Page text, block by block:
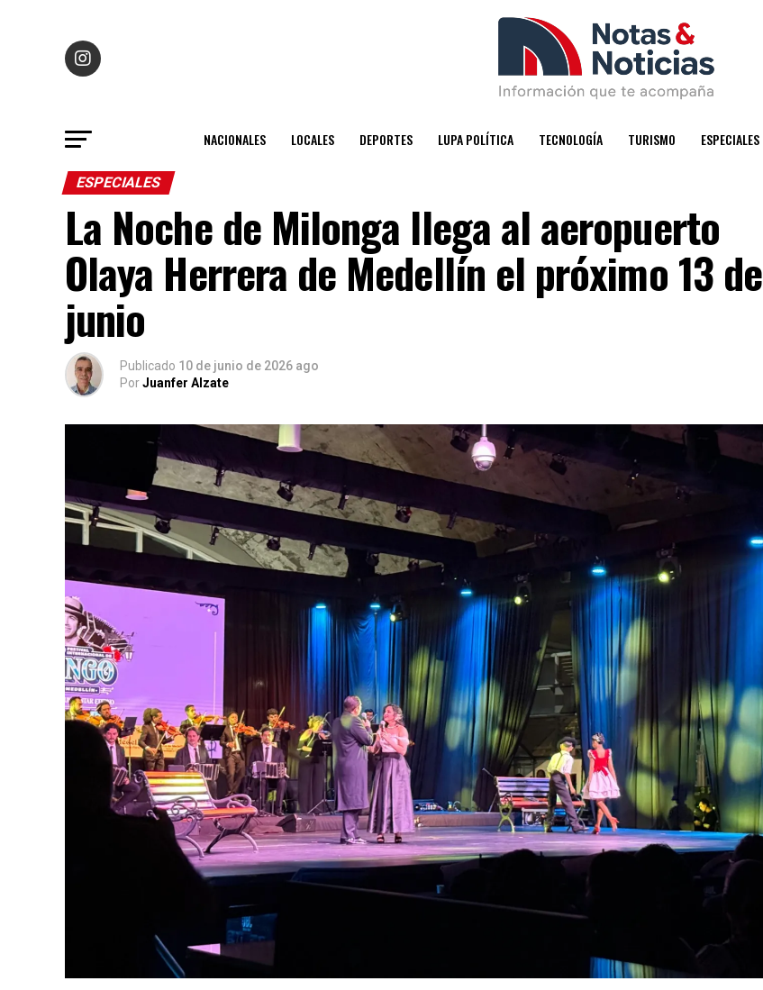
NACIONALES LOCALES DEPORTES LUPA POLÍTICA TECNOLOGÍA TURISMO ESPECIALES
ESPECIALES
La Noche de Milonga llega al aeropuerto
Olaya Herrera de Medellín el próximo 13 de
junio
Publicado 10 de junio de 2026 ago
PorJuanfer Alzate